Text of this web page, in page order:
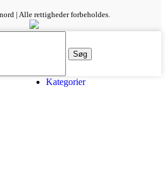
| Alle rettigheder forbeholdes.
Søg
Kategorier